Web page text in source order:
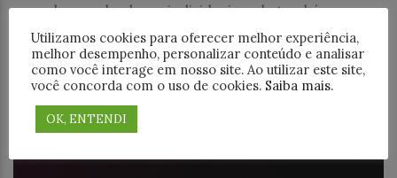
para desenvolvedores individuais – ela também
oferece um grande potencial para empresas que
desejam adotar inteligência artificial de maneira
acessível e eficiente.
Utilizamos cookies para oferecer melhor experiência,
melhor desempenho, personalizar conteúdo e analisar
como você interage em nosso site. Ao utilizar este site,
você concorda com o uso de cookies. Saiba mais.
OK, ENTENDI